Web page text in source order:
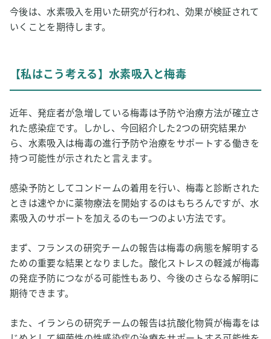
今後は、水素吸入を用いた研究が行われ、効果が検証されて
いくことを期待します。
【私はこう考える】水素吸入と梅毒
近年、発症者が急増している梅毒は予防や治療方法が確立さ
れた感染症です。しかし、今回紹介した2つの研究結果か
ら、水素吸入は梅毒の進行予防や治療をサポートする働きを
持つ可能性が示されたと言えます。
感染予防としてコンドームの着用を行い、梅毒と診断された
ときは速やかに薬物療法を開始するのはもちろんですが、水
素吸入のサポートを加えるのも一つのよい方法です。
まず、フランスの研究チームの報告は梅毒の病態を解明する
ための重要な結果となりました。酸化ストレスの軽減が梅毒
の発症予防につながる可能性もあり、今後のさらなる解明に
期待できます。
また、イランらの研究チームの報告は抗酸化物質が梅毒をは